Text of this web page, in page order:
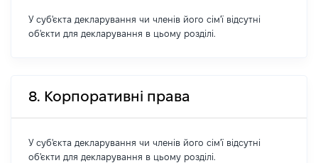
У суб'єкта декларування чи членів його сім'ї відсутні
об'єкти для декларування в цьому розділі.
8. Корпоративні права
У суб'єкта декларування чи членів його сім'ї відсутні
об'єкти для декларування в цьому розділі.